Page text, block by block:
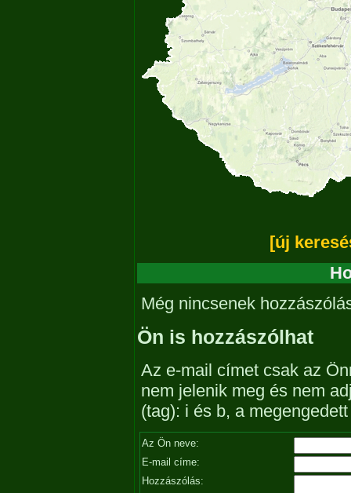
[új
Még nincsenek
Ön is hozzászólhat
Az e-mail címet csak az
nem jelenik meg és nem
(tag): i és b, a
Az Ön neve:
E-mail címe:
Hozzászólás: